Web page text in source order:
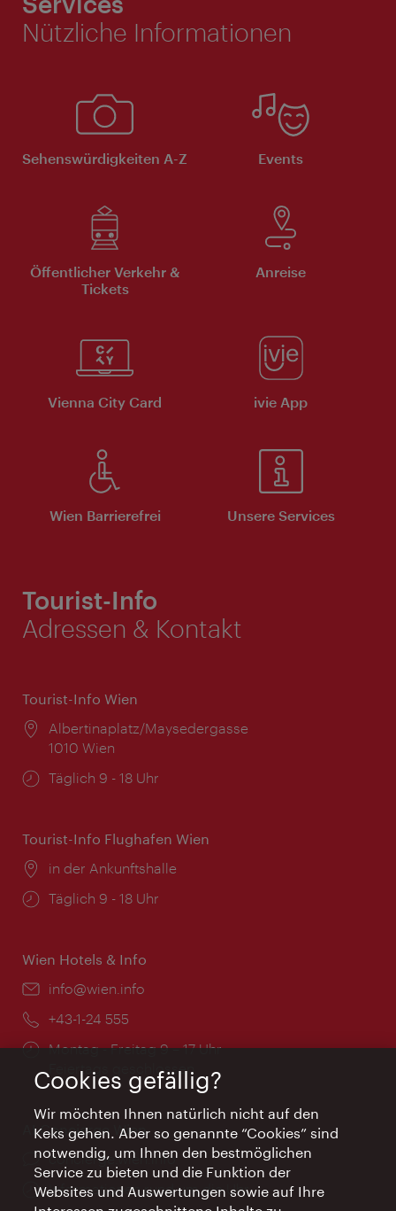
Nützliche Informationen
Sehenswürdigkeiten A-Z Events
Öffentlicher Verkehr &
Tickets
Anreise
Vienna City Card ivie App
Wien Barrierefrei Unsere Services
Tourist-Info
Adressen & Kontakt
Tourist-Info Wien
Ort:
Albertinaplatz/Maysedergasse
1010 Wien
Öffnungszeiten:
Täglich 9 - 18 Uhr
Tourist-Info Flughafen Wien
Ort:
in der Ankunftshalle
Öffnungszeiten:
Täglich 9 - 18 Uhr
Wien Hotels & Info
Email:
info@wien.info
Telefon:
+43-1-24 555
Öffnungszeiten:
Montag - Freitag 9 – 17 Uhr
Feiertags geschlossen
AI Concierge Wien
Ort:
concierge.wien.info
Öffnungszeiten:
Informationen rund um die Uhr
Cookies gefällig?
Wir möchten Ihnen natürlich nicht auf den
Keks gehen. Aber so genannte “Cookies” sind
notwendig, um Ihnen den bestmöglichen
Service zu bieten und die Funktion der
Websites und Auswertungen sowie auf Ihre